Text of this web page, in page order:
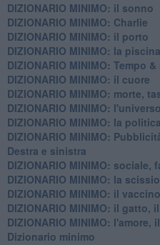
DIZIONARIO MINIMO: il sonno
DIZIONARIO MINIMO: Charlie
DIZIONARIO MINIMO: il porto
DIZIONARIO MINIMO: la piscina
DIZIONARIO MINIMO: Tempo
DIZIONARIO MINIMO: il cuore
DIZIONARIO MINIMO: morte,
DIZIONARIO MINIMO: l'universo
DIZIONARIO MINIMO: la politica
DIZIONARIO MINIMO:
Destra e sinistra
DIZIONARIO MINIMO: sociale,
DIZIONARIO MINIMO: la
DIZIONARIO MINIMO: il vaccino
DIZIONARIO MINIMO: il gatto,
DIZIONARIO MINIMO: l'amore,
Dizionario minimo